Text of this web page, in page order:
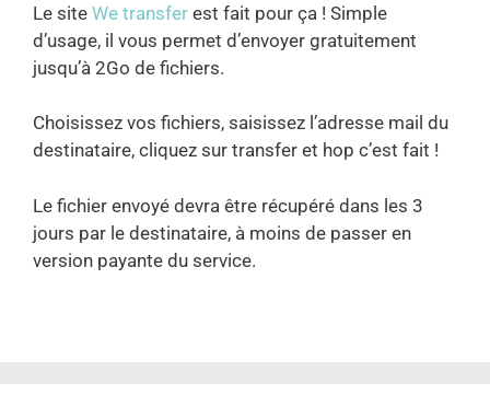
Le site We transfer est fait pour ça ! Simple
d’usage, il vous permet d’envoyer gratuitement
jusqu’à 2Go de fichiers.
Choisissez vos fichiers, saisissez l’adresse mail du
destinataire, cliquez sur transfer et hop c’est fait !
Le fichier envoyé devra être récupéré dans les 3
jours par le destinataire, à moins de passer en
version payante du service.